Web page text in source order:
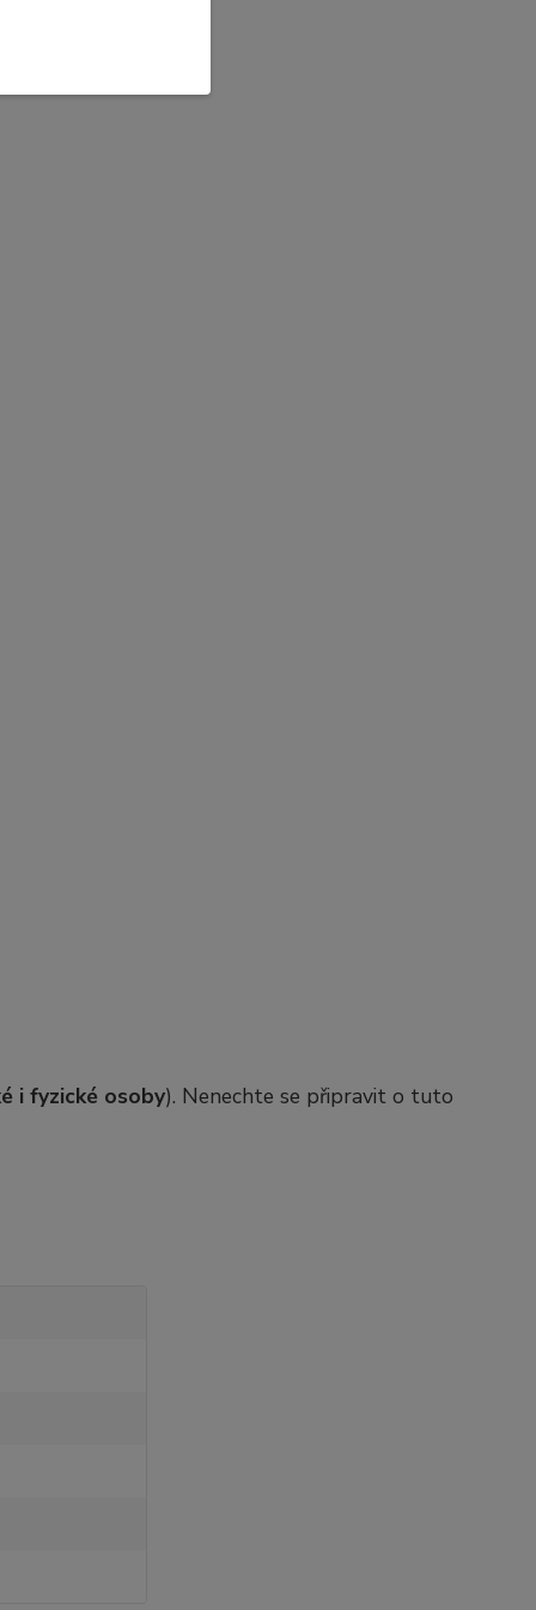
i fyzické osoby). Nenechte se připravit o tuto